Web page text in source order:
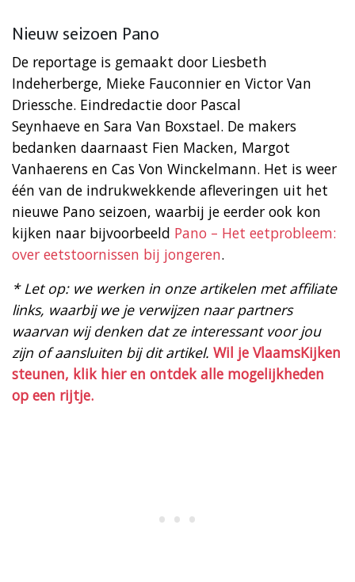
Nieuw seizoen Pano
De reportage is gemaakt door Liesbeth
Indeherberge, Mieke Fauconnier en Victor Van
Driessche. ​Eindredactie door Pascal
Seynhaeve en Sara Van Boxstael. De makers
bedanken daarnaast Fien Macken, Margot
Vanhaerens en Cas Von Winckelmann. Het is weer
één van de indrukwekkende afleveringen uit het
nieuwe Pano seizoen, waarbij je eerder ook kon
kijken naar bijvoorbeeld Pano – Het eetprobleem:
over eetstoornissen bij jongeren.
* Let op: we werken in onze artikelen met affiliate
links, waarbij we je verwijzen naar partners
waarvan wij denken dat ze interessant voor jou
zijn of aansluiten bij dit artikel. Wil je VlaamsKijken
steunen, klik hier en ontdek alle mogelijkheden
op een rijtje.